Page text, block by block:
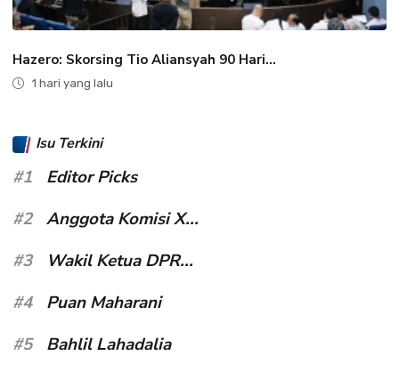
Hazero: Skorsing Tio Aliansyah 90 Hari...
1 hari yang lalu
Isu Terkini
#1
Editor Picks
#2
Anggota Komisi X...
#3
Wakil Ketua DPR...
#4
Puan Maharani
#5
Bahlil Lahadalia